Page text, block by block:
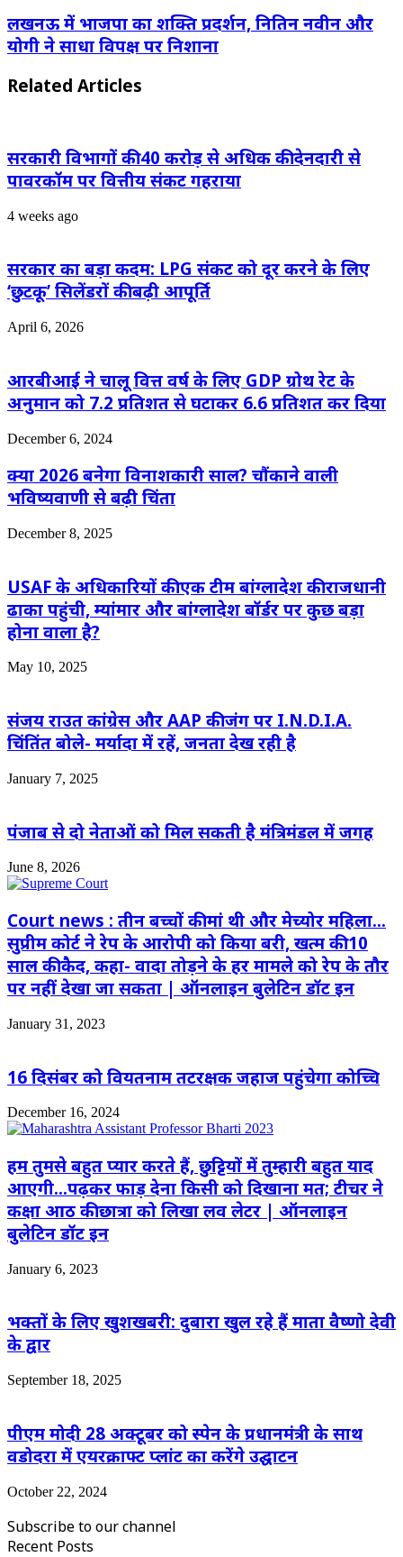
लखनऊ में भाजपा का शक्ति प्रदर्शन, नितिन नवीन और
योगी ने साधा विपक्ष पर निशाना
Related Articles
सरकारी विभागों की 40 करोड़ से अधिक की देनदारी से
पावरकॉम पर वित्तीय संकट गहराया
4 weeks ago
सरकार का बड़ा कदम: LPG संकट को दूर करने के लिए
‘छुटकू’ सिलेंडरों की बढ़ी आपूर्ति
April 6, 2026
आरबीआई ने चालू वित्त वर्ष के लिए GDP ग्रोथ रेट के
अनुमान को 7.2 प्रतिशत से घटाकर 6.6 प्रतिशत कर दिया
December 6, 2024
क्या 2026 बनेगा विनाशकारी साल? चौंकाने वाली
भविष्यवाणी से बढ़ी चिंता
December 8, 2025
USAF के अधिकारियों की एक टीम बांग्लादेश की राजधानी
ढाका पहुंची, म्यांमार और बांग्लादेश बॉर्डर पर कुछ बड़ा
होना वाला है?
May 10, 2025
संजय राउत कांग्रेस और AAP की जंग पर I.N.D.I.A.
चिंतिंत बोले- मर्यादा में रहें, जनता देख रही है
January 7, 2025
पंजाब से दो नेताओं को मिल सकती है मंत्रिमंडल में जगह
June 8, 2026
Court news : तीन बच्चों की मां थी और मेच्योर महिला…
सुप्रीम कोर्ट ने रेप के आरोपी को किया बरी, खत्म की 10
साल की कैद, कहा- वादा तोड़ने के हर मामले को रेप के तौर
पर नहीं देखा जा सकता | ऑनलाइन बुलेटिन डॉट इन
January 31, 2023
16 दिसंबर को वियतनाम तटरक्षक जहाज पहुंचेगा कोच्चि
December 16, 2024
हम तुमसे बहुत प्यार करते हैं, छुट्टियों में तुम्हारी बहुत याद
आएगी…पढ़कर फाड़ देना किसी को दिखाना मत; टीचर ने
कक्षा आठ की छात्रा को लिखा लव लेटर | ऑनलाइन
बुलेटिन डॉट इन
January 6, 2023
भक्तों के लिए खुशखबरी: दुबारा खुल रहे हैं माता वैष्णो देवी
के द्वार
September 18, 2025
पीएम मोदी 28 अक्टूबर को स्पेन के प्रधानमंत्री के साथ
वडोदरा में एयरक्राफ्ट प्लांट का करेंगे उद्घाटन
October 22, 2024
Subscribe to our channel
Recent Posts